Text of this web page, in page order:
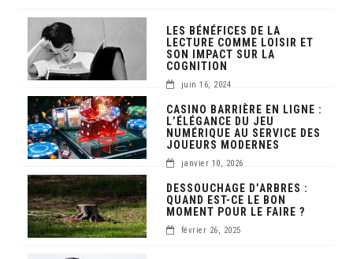
LES BÉNÉFICES DE LA
LECTURE COMME LOISIR ET
SON IMPACT SUR LA
COGNITION
juin 16, 2024
CASINO BARRIÈRE EN LIGNE :
L’ÉLÉGANCE DU JEU
NUMÉRIQUE AU SERVICE DES
JOUEURS MODERNES
janvier 10, 2026
DESSOUCHAGE D’ARBRES :
QUAND EST-CE LE BON
MOMENT POUR LE FAIRE ?
février 26, 2025